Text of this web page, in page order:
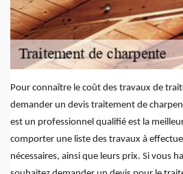
Pour connaître le coût des travaux de
demander un devis traitement de
est un professionnel qualifié est la
comporter une liste des travaux à
nécessaires, ainsi que leurs prix. Si vous